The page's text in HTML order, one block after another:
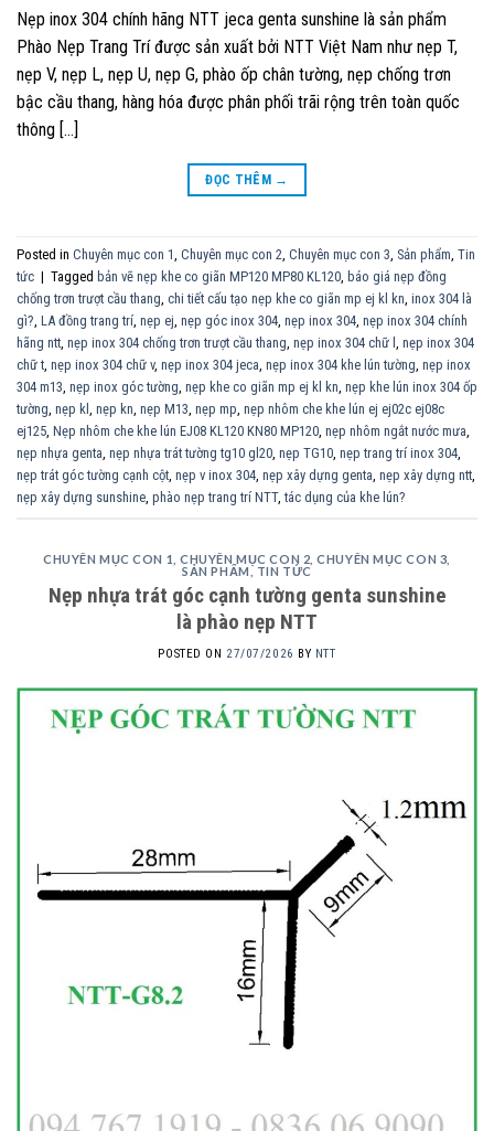
Nẹp inox 304 chính hãng NTT jeca genta sunshine là sản phẩm
Phào Nẹp Trang Trí được sản xuất bởi NTT Việt Nam như nẹp T,
nẹp V, nẹp L, nẹp U, nẹp G, phào ốp chân tường, nẹp chống trơn
bậc cầu thang, hàng hóa được phân phối trãi rộng trên toàn quốc
thông […]
ĐỌC THÊM →
Posted in Chuyên mục con 1, Chuyên mục con 2, Chuyên mục con 3, Sản phẩm, Tin
tức | Tagged bản vẽ nẹp khe co giãn MP120 MP80 KL120, báo giá nẹp đồng
chống trơn trượt cầu thang, chi tiết cấu tạo nẹp khe co giãn mp ej kl kn, inox 304 là
gì?, LA đồng trang trí, nẹp ej, nẹp góc inox 304, nẹp inox 304, nẹp inox 304 chính
hãng ntt, nẹp inox 304 chống trơn trượt cầu thang, nẹp inox 304 chữ l , nẹp inox 304
chữ t, nẹp inox 304 chữ v, nẹp inox 304 jeca, nẹp inox 304 khe lún tường, nẹp inox
304 m13, nẹp inox góc tường, nẹp khe co giãn mp ej kl kn, nẹp khe lún inox 304 ốp
tường, nẹp kl , nẹp kn, nẹp M13, nẹp mp, nẹp nhôm che khe lún ej ej02c ej08c
ej125, Nẹp nhôm che khe lún EJ08 KL120 KN80 MP120, nẹp nhôm ngắt nước mưa,
nẹp nhựa genta, nẹp nhựa trát tường tg10 gl20, nẹp TG10, nẹp trang trí inox 304,
nẹp trát góc tường cạnh cột, nẹp v inox 304, nẹp xây dựng genta, nẹp xây dựng ntt,
nẹp xây dựng sunshine, phào nẹp trang trí NTT,tác dụng của khe lún?
CHUYÊN MỤC CON 1 ,CHUYÊN MỤC CON 2 ,CHUYÊN MỤC CON 3
SẢN PHẨM , TIN TỨC
Nẹp nhựa trát góc cạnh tường genta sunshine
là phào nẹp NTT
POSTED ON 27/07/2026 BY NTT